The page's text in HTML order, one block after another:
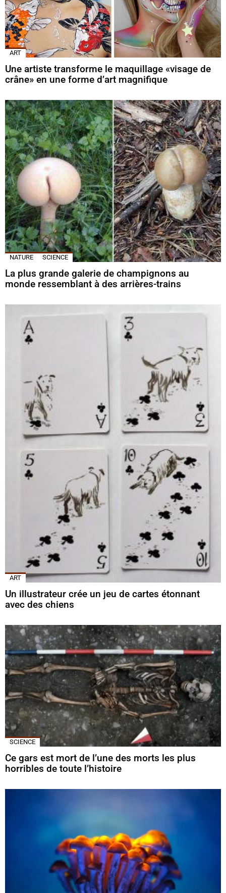
ART
Une artiste transforme le maquillage «visage de
crâne» en une forme d’art magnifique
NATURE SCIENCE
La plus grande galerie de champignons au
monde ressemblant à des arrières-trains
ART
Un illustrateur crée un jeu de cartes étonnant
avec des chiens
SCIENCE
Ce gars est mort de l’une des morts les plus
horribles de toute l’histoire